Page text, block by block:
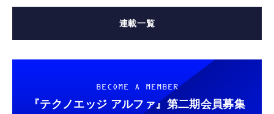
連載一覧
BECOME A MEMBER
『テクノエッジ アルファ』 第二期会員募集